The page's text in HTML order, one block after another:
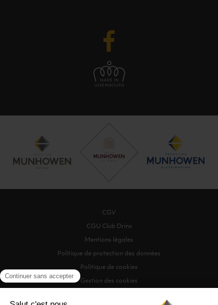
CGV
CGU Club Drinx
Mentions légales
Politique de protection des données
Politique de cookies
Gestion des cookies